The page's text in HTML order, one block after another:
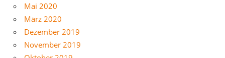
Mai 2020
März 2020
Dezember 2019
November 2019